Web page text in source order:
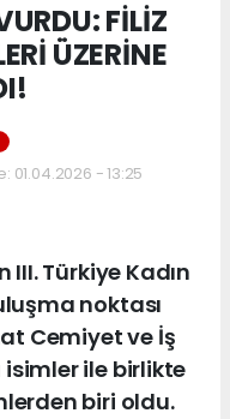
FİLİZ
ÜZERİNE
01.04.2026 - 13:25
Türkiye Kadın
noktası
Cemiyet ve İş
ile birlikte
biri oldu.